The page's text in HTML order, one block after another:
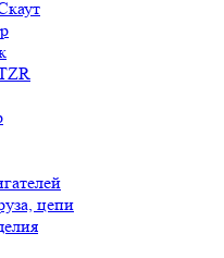
цепи